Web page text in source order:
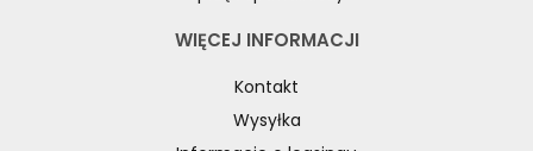
WIĘCEJ INFORMACJI
Kontakt
Wysyłka